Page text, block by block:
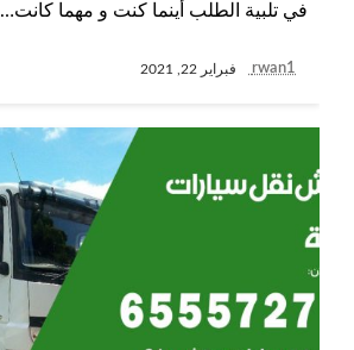
في تلبية الطلب أينما كنت و مهما كانت…
rwan1 فبراير 22, 2021